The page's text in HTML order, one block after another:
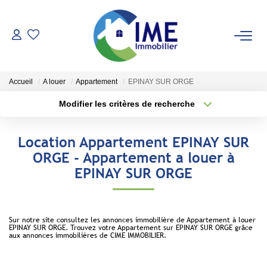
ACHETER
Faire Gérer
Conciergerie
Accueil A louer Appartement EPINAY SUR ORGE
Modifier les critères de recherche
Sélectionnez...
Type de bien
Surface min
Location Appartement EPINAY SUR
ORGE - Appartement a louer à
EPINAY SUR ORGE
Sur notre site consultez les annonces immobilière de Appartement à louer
EPINAY SUR ORGE. Trouvez votre Appartement sur EPINAY SUR ORGE grâce
aux annonces immobilières de CIME IMMOBILIER.